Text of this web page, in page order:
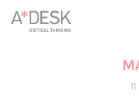
crees también en
seguir adelante. Ahora
apoyarlo.